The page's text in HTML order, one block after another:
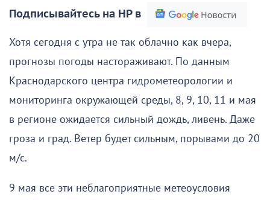
Подписывайтесь на НР в
Хотя сегодня с утра не так облачно как вчера,
прогнозы погоды настораживают. По данным
Краснодарского центра гидрометеорологии и
мониторинга окружающей среды, 8, 9, 10, 11 и мая
в регионе ожидается сильный дождь, ливень. Даже
гроза и град. Ветер будет сильным, порывами до 20
м/с.
9 мая все эти неблагоприятные метеоусловия